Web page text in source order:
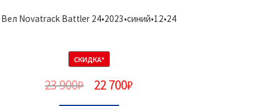
Вел Novatrack Battler 24•2023•синий•12•24
СКИДКА*
23 900₽ 22 700₽